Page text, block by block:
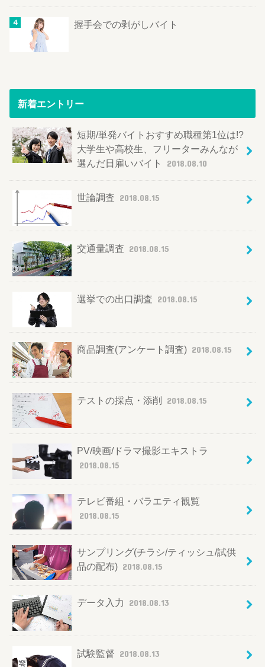
握手会での剥がしバイト
新着エントリー
短期/単発バイトおすすめ職種第1位は!?
大学生や高校生、フリーターみんなが
選んだ日雇いバイト
2018.08.10
世論調査 2018.08.15
交通量調査 2018.08.15
選挙での出口調査 2018.08.15
商品調査(アンケート調査) 2018.08.15
テストの採点・添削 2018.08.15
PV/映画/ドラマ撮影エキストラ
2018.08.15
テレビ番組・バラエティ観覧
2018.08.15
サンプリング(チラシ/ティッシュ/試供
品の配布) 2018.08.15
データ入力 2018.08.13
試験監督 2018.08.13